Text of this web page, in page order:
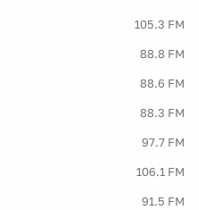
105.3 FM
88.8 FM
88.6 FM
88.3 FM
97.7 FM
106.1 FM
91.5 FM